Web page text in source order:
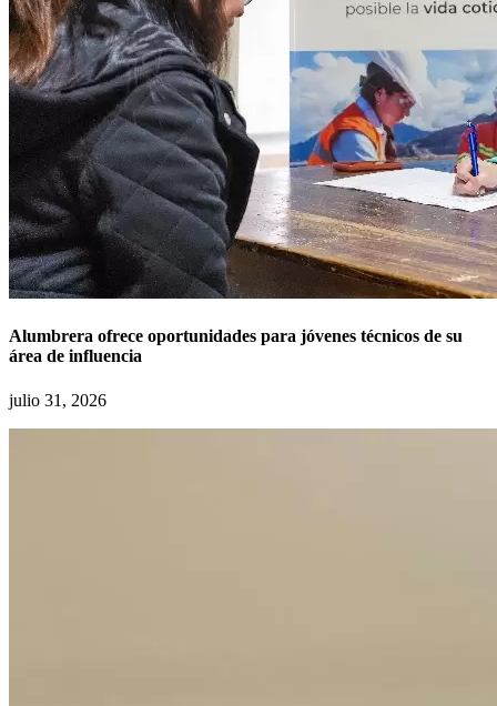
Alumbrera ofrece oportunidades para jóvenes técnicos de su
área de influencia
julio 31, 2026